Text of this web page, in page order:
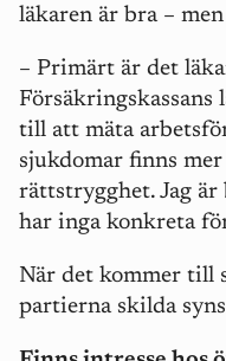
läkaren är bra –
– Primärt är det
Försäkringskassans
till att mäta
sjukdomar finns
rättstrygghet. Jag är
har inga konkreta
När det kommer till
partierna skilda